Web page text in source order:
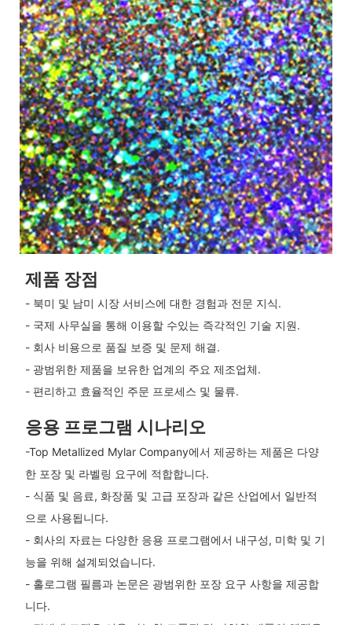
제품 장점
- 북미 및 남미 시장 서비스에 대한 경험과 전문 지식.
- 국제 사무실을 통해 이용할 수있는 즉각적인 기술 지원.
- 회사 비용으로 품질 보증 및 문제 해결.
- 광범위한 제품을 보유한 업계의 주요 제조업체.
- 편리하고 효율적인 주문 프로세스 및 물류.
응용 프로그램 시나리오
-Top Metallized Mylar Company에서 제공하는 제품은 다양
한 포장 및 라벨링 요구에 적합합니다.
- 식품 및 음료, 화장품 및 고급 포장과 같은 산업에서 일반적
으로 사용됩니다.
- 회사의 자료는 다양한 응용 프로그램에서 내구성, 미학 및 기
능을 위해 설계되었습니다.
- 홀로그램 필름과 논문은 광범위한 포장 요구 사항을 제공합
니다.